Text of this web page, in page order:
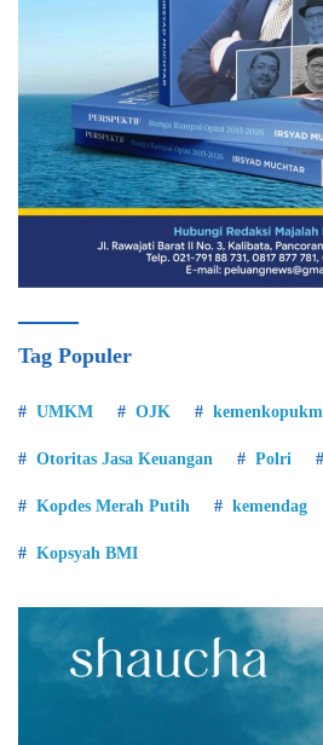
Tag Populer
UMKM OJK kemenkopukm
Otoritas Jasa Keuangan Polri
Kopdes Merah Putih kemendag
Kopsyah BMI